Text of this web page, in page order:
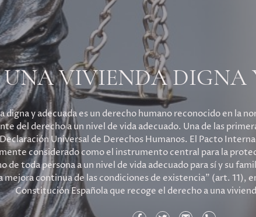
UNA VIVIENDA DIGNA
digna y adecuada es un derecho humano reconocido en la
del derecho a un nivel de vida adecuado. Una de las
Universal de Derechos Humanos. El Pacto
considerado como el instrumento central para la
de toda persona a un nivel de vida adecuado para sí y su
mejora continua de las condiciones de existencia” (art. 11),
Constitución Española que recoge el derecho a una